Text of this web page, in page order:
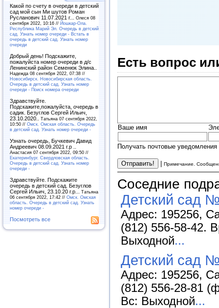
Какой по счету в очереди в детский
сад мой сын Ми шутов Роман
Русланович 11.07.2021 г... Олеся 08
сентября 2022, 10:16 // Йошкар-Ола.
Республика Марий Эл. Очередь в детский
сад. Узнать номер очереди - Встать в
очередь в детский сад. Узнать номер
очереди
Добрый день! Подскажите,
пожалуйста номер очереди в д/с
Ленинский район Семенюк Элина..
Надежда 08 сентября 2022, 07:38 //
Новосибирск. Новосибирская область.
Очередь в детский сад. Узнать номер
очереди - Поиск номера очереди
Здравствуйте.
Подскажите,пожалуйста, очередь в
садик. Безуглов Сергей Ильич,
23.10.2020.. Татьяна 07 сентября 2022,
10:50 // Омск. Омская область. Очередь
в детский сад. Узнать номер очереди -
Узнать очередь, Бучкевич Давид
Андреевич 08.09.2021 г.р ..
Анастасия 07 сентября 2022, 09:50 //
Екатеринбург. Свердловская область.
Очередь в детский сад. Узнать номер
очереди -
Здравствуйте. Подскажите
очередь в детский сад. Безуглов
Сергей Ильич, 23.10.20 г.р... Татьяна
06 сентября 2022, 17:42 // Омск. Омская
область. Очередь в детский сад. Узнать
номер очереди -
Посмотреть все
Есть вопрос
Ваше имя
Получать почтовые
Примечание.
Соседние
Детский сад
Адрес: 195256,
(812) 556-58-42.
Выходной...
Детский сад
Адрес: 195256,
(812) 556-28-81
Вс: Выходной...